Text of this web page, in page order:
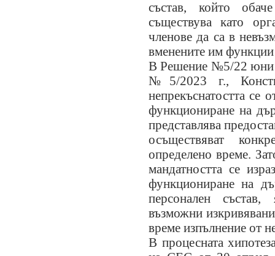
състав, който
съществува като
членове да са в
вменените им функции
В Решение №5/22 юни
№5/2023 г.,
непрекъснатостта се
функциониране на
представлява
осъществяват
определено време.
мандатността се
функциониране на
персонален
възможни
време изпълнение от
В процесната